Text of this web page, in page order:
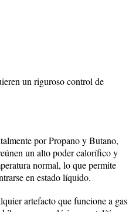
un riguroso control de
por Propano y Butano,
un alto poder calorífico y
normal, lo que permite
en estado líquido.
artefacto que funcione a gas